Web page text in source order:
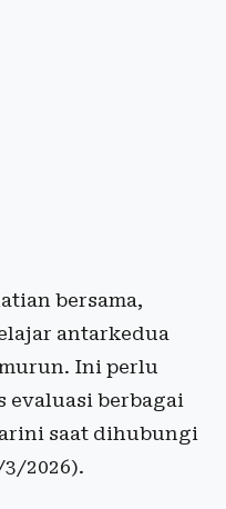
bersama,
antarkedua
Ini perlu
evaluasi berbagai
saat dihubungi
2026).